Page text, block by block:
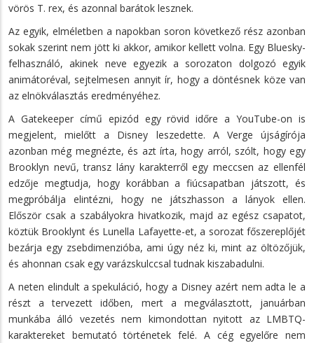
vörös T. rex, és azonnal barátok lesznek.
Az egyik, elméletben a napokban soron következő rész azonban
sokak szerint nem jött ki akkor, amikor kellett volna. Egy Bluesky-
felhasználó, akinek neve egyezik a sorozaton dolgozó egyik
animátoréval, sejtelmesen annyit ír, hogy a döntésnek köze van
az elnökválasztás eredményéhez.
A Gatekeeper című epizód egy rövid időre a YouTube-on is
megjelent, mielőtt a Disney leszedette. A Verge újságírója
azonban még megnézte, és azt írta, hogy arról, szólt, hogy egy
Brooklyn nevű, transz lány karakterről egy meccsen az ellenfél
edzője megtudja, hogy korábban a fiúcsapatban játszott, és
megpróbálja elintézni, hogy ne játszhasson a lányok ellen.
Először csak a szabályokra hivatkozik, majd az egész csapatot,
köztük Brooklynt és Lunella Lafayette-et, a sorozat főszereplőjét
bezárja egy zsebdimenzióba, ami úgy néz ki, mint az öltözőjük,
és ahonnan csak egy varázskulccsal tudnak kiszabadulni.
A neten elindult a spekuláció, hogy a Disney azért nem adta le a
részt a tervezett időben, mert a megválasztott, januárban
munkába álló vezetés nem kimondottan nyitott az LMBTQ-
karaktereket bemutató történetek felé. A cég egyelőre nem